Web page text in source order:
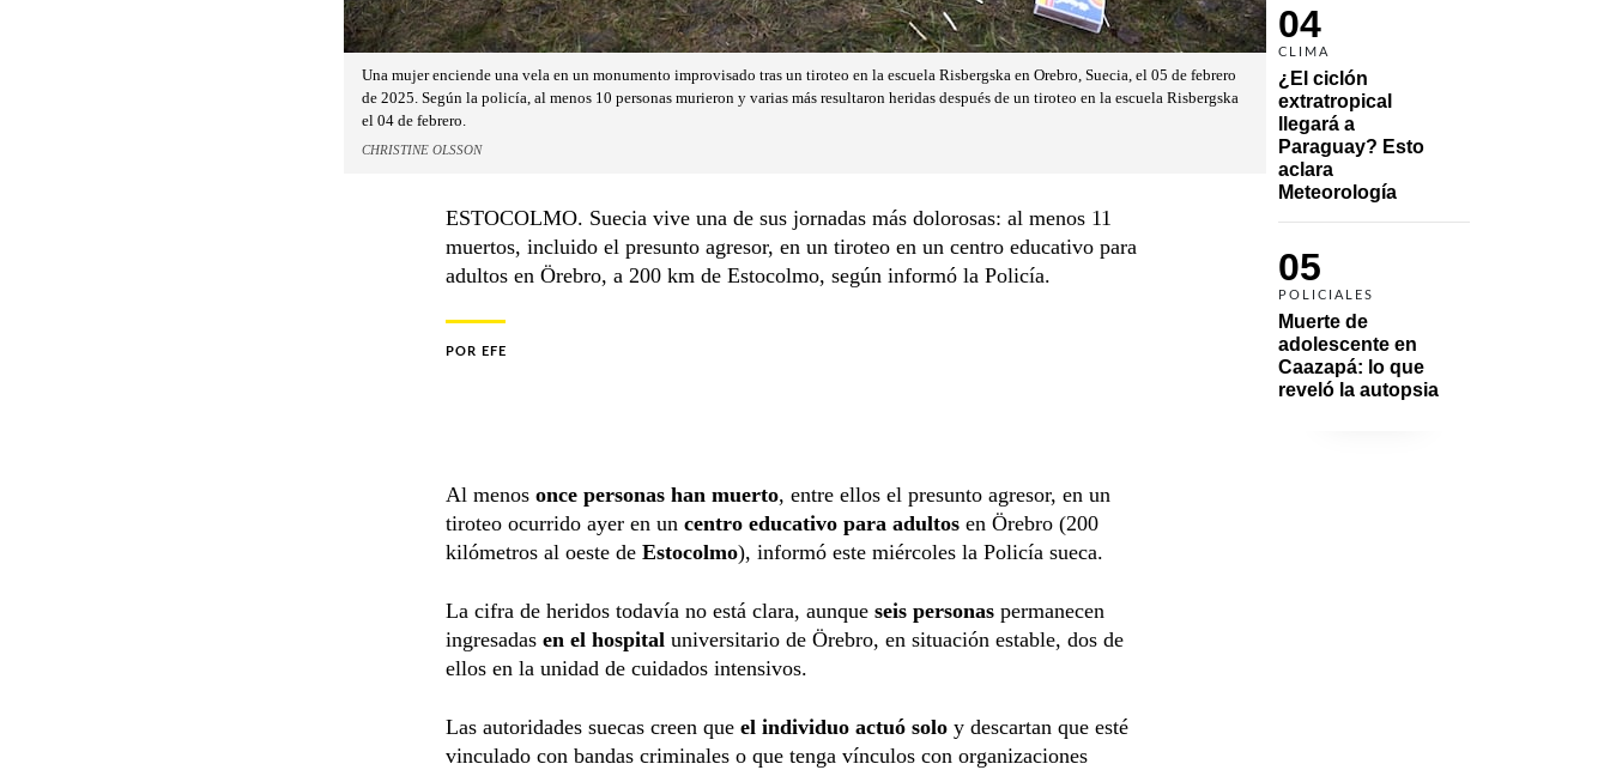
04
CLIMA
¿El ciclón
extratropical
llegará a
Paraguay? Esto
aclara
Meteorología
05
POLICIALES
Muerte de
adolescente en
Caazapá: lo que
reveló la autopsia
Una mujer enciende una vela en un monumento improvisado tras un tiroteo en la escuela Risbergska en Orebro, Suecia, el 05 de febrero
de 2025. Según la policía, al menos 10 personas murieron y varias más resultaron heridas después de un tiroteo en la escuela Risbergska
el 04 de febrero.
CHRISTINE OLSSON
ESTOCOLMO. Suecia vive una de sus jornadas más dolorosas: al menos 11
muertos, incluido el presunto agresor, en un tiroteo en un centro educativo para
adultos en Örebro, a 200 km de Estocolmo, según informó la Policía.
POR EFE
Al menos once personas han muerto, entre ellos el presunto agresor, en un
tiroteo ocurrido ayer en un centro educativo para adultos en Örebro (200
kilómetros al oeste de Estocolmo), informó este miércoles la Policía sueca.
La cifra de heridos todavía no está clara, aunque seis personas permanecen
ingresadas en el hospital universitario de Örebro, en situación estable, dos de
ellos en la unidad de cuidados intensivos.
Las autoridades suecas creen que el individuo actuó solo y descartan que esté
vinculado con bandas criminales o que tenga vínculos con organizaciones